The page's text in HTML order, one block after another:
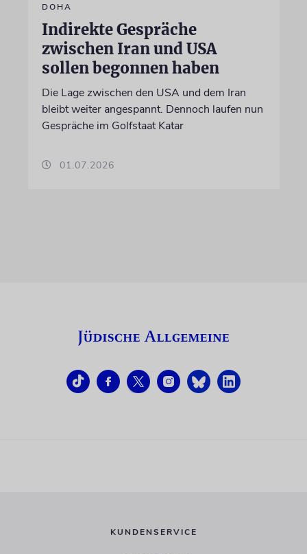
DOHA
Indirekte Gespräche
zwischen Iran und USA
sollen begonnen haben
Die Lage zwischen den USA und dem Iran
bleibt weiter angespannt. Dennoch laufen nun
Gespräche im Golfstaat Katar
01.07.2026
KUNDENSERVICE